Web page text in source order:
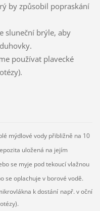
by způsobil popraskání
sluneční brýle, aby
používat plavecké
mýdlové vody přibližně na 10
uložená na jejím
se myje pod tekoucí vlažnou
se oplachuje v borové vodě.
k dostání např. v oční